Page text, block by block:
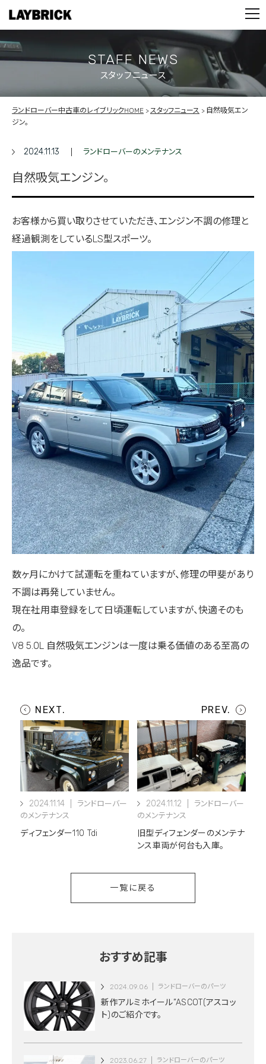
PARTS
CONTACT
PRIVACY POLICY
STAFF NEWS
スタッフニュース
ランドローバー中古車のレイブリックHOME スタッフニュース
自然吸気エン
ジン。
2024.11.13 ランドローバーのメンテナンス
自然吸気エンジン。
お客様から買い取りさせていただき、エンジン不調の修理と
経過観測をしているLS型スポーツ。
数ヶ月にかけて試運転を重ねていますが、修理の甲斐があり
不調は再発していません。
現在社用車登録をして日頃運転していますが、快適そのも
の。
V8 5.0L 自然吸気エンジンは一度は乗る価値のある至高の
逸品です。
2024.11.14
ランドローバー
のメンテナンス
ディフェンダー110 Tdi
2024.11.12
ランドローバー
のメンテナンス
旧型ディフェンダーのメンテナ
ンス車両が何台も入庫。
一覧に戻る
おすすめ記事
2024.09.06 ランドローバーのパーツ
新作アルミホイール”ASCOT(アスコッ
ト)のご紹介です。
2023.06.27 ランドローバーのパーツ